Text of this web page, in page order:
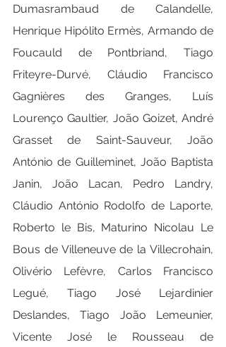
Dumasrambaud de Calandelle,
Henrique Hipólito Ermès, Armando de
Foucauld de Pontbriand, Tiago
Friteyre-Durvé, Cláudio Francisco
Gagnières des Granges, Luís
Lourenço Gaultier, João Goizet, André
Grasset de Saint-Sauveur, João
António de Guilleminet, João Baptista
Janin, João Lacan, Pedro Landry,
Cláudio António Rodolfo de Laporte,
Roberto le Bis, Maturino Nicolau Le
Bous de Villeneuve de la Villecrohain,
Olivério Lefèvre, Carlos Francisco
Legué, Tiago José Lejardinier
Deslandes, Tiago João Lemeunier,
Vicente José le Rousseau de